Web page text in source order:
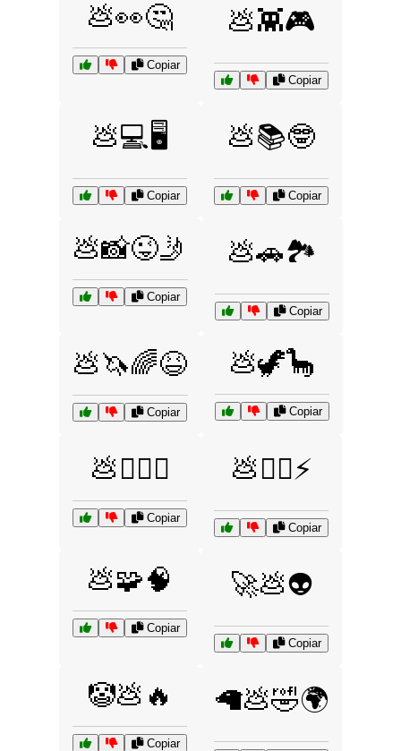
💩👀🤔
Copiar
💩👾🎮
Copiar
💩💻🖥️
Copiar
💩📚🤓
Copiar
💩📸😜🤳
Copiar
💩🚗🏞️
Copiar
💩🦄🌈😆
Copiar
💩🦖🦕
Copiar
💩🧙‍♀️✨
Copiar
💩🧙‍♂️⚡
Copiar
💩🧩🧠
Copiar
🚀💩👽
Copiar
🤡💩🔥
Copiar
🦙💩🤣🌍